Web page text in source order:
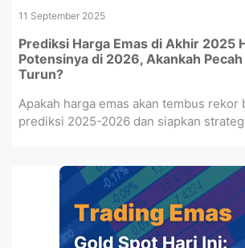
11 September 2025
Prediksi Harga Emas di Akhir 2025
Potensinya di 2026, Akankah
Turun?
Apakah harga emas akan tembus rekor
prediksi 2025-2026 dan siapkan